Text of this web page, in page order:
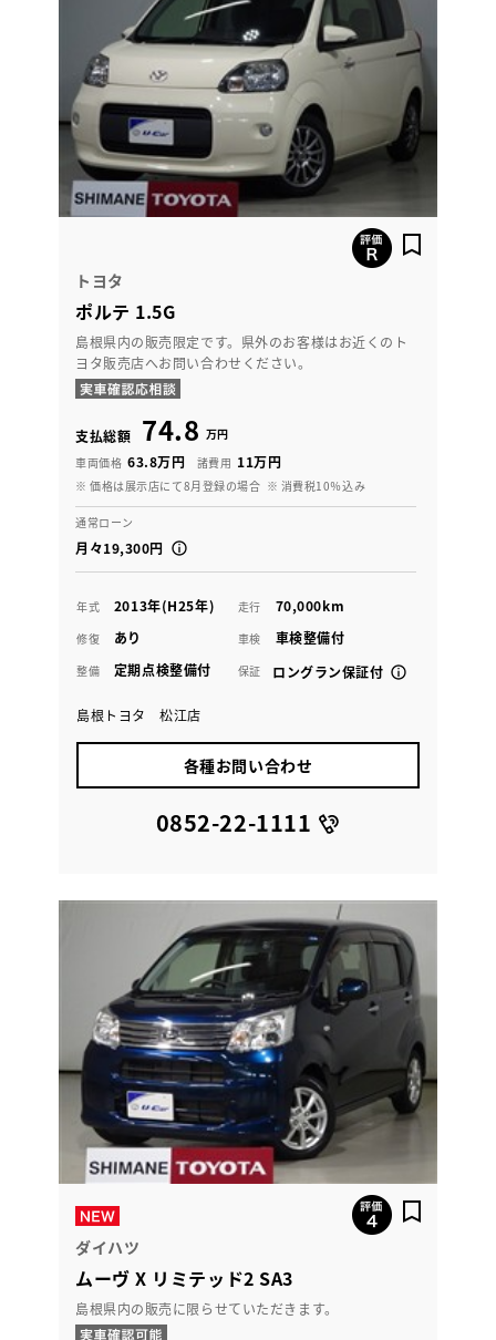
トヨタ
ポルテ 1.5G
島根県内の販売限定です。県外のお客様はお近くのト
ヨタ販売店へお問い合わせください。
支払総額 74.8 万円
車両価格 63.8万円 諸費用 11万円
※ 価格は展示店にて8月登録の場合 ※ 消費税10％込み
通常ローン
月々19,300円
年式 2013年(H25年) 走行 70,000km
修復 あり 車検 車検整備付
整備 定期点検整備付 保証 ロングラン保証付
島根トヨタ 松江店
各種お問い合わせ
0852-22-1111
ダイハツ
ムーヴ X リミテッド2 SA3
島根県内の販売に限らせていただきます。